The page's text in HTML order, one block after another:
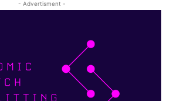
- Advertisment -